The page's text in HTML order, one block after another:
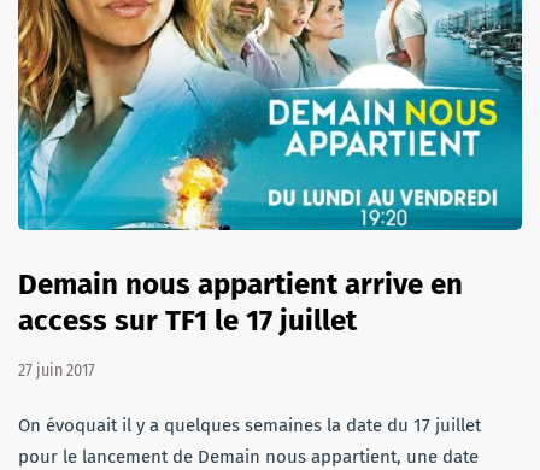
Demain nous appartient arrive en
access sur TF1 le 17 juillet
27 juin 2017
On évoquait il y a quelques semaines la date du 17 juillet
pour le lancement de Demain nous appartient, une date